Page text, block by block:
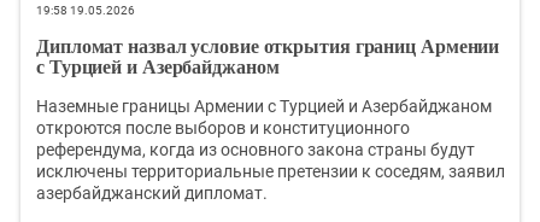
19:58 19.05.2026
Дипломат назвал условие открытия границ Армении
с Турцией и Азербайджаном
Наземные границы Армении с Турцией и Азербайджаном
откроются после выборов и конституционного
референдума, когда из основного закона страны будут
исключены территориальные претензии к соседям, заявил
азербайджанский дипломат.